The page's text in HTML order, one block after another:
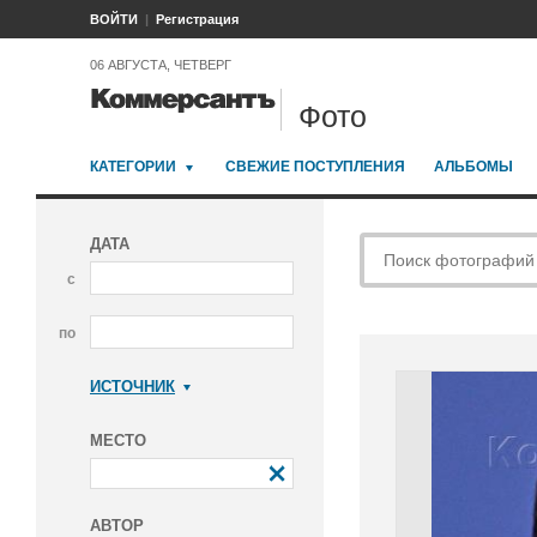
ВОЙТИ Регистрация
06 АВГУСТА, ЧЕТВЕРГ
Фото
КАТЕГОРИИ СВЕЖИЕ ПОСТУПЛЕНИЯ АЛЬБОМЫ
ДАТА
с
по
ИСТОЧНИК
МЕСТО
АВТОР